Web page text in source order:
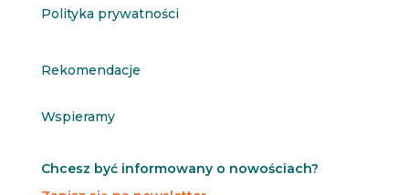
Polityka prywatności
Rekomendacje
Wspieramy
Chcesz być informowany o nowościach?